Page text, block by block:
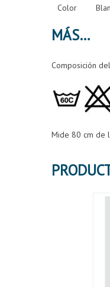
Color
MÁS
Composición
Mide 80 cm de